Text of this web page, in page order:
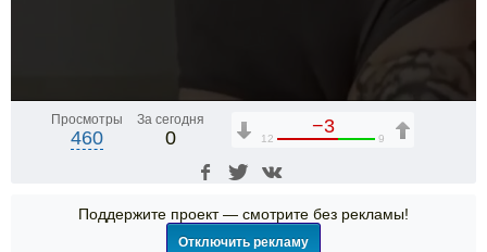
Просмотры
460
За сегодня
0
−3
12 9
Поддержите проект — смотрите без рекламы!
Отключить рекламу